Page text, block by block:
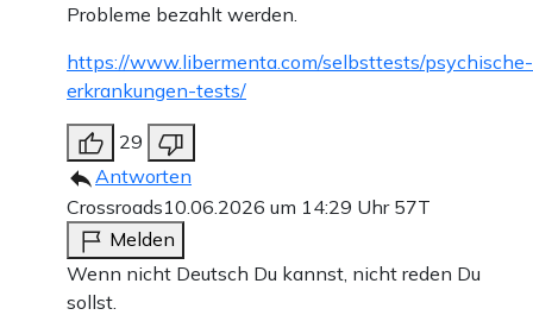
Probleme bezahlt werden.
https://www.libermenta.com/selbsttests/psychische-
erkrankungen-tests/
29
Antworten
Crossroads10.06.2026 um 14:29 Uhr 57T
Melden
Wenn nicht Deutsch Du kannst, nicht reden Du
sollst.